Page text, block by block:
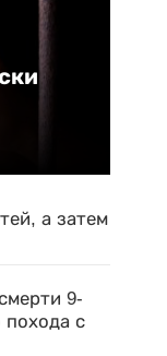
а затем
9-
похода с